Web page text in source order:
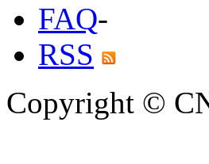
FAQ-
RSS
Copyright ©